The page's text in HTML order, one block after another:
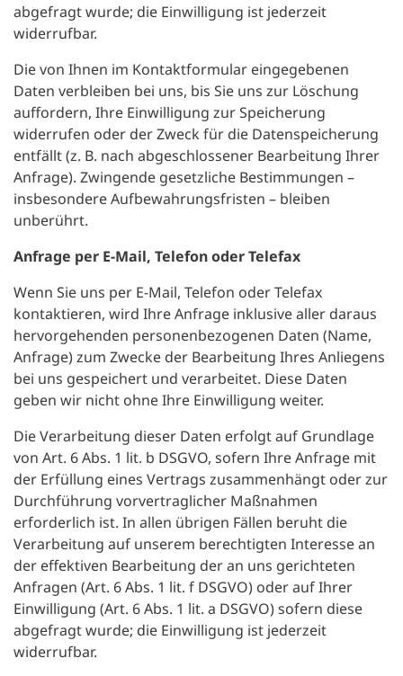
abgefragt wurde; die Einwilligung ist jederzeit
widerrufbar.
Die von Ihnen im Kontaktformular eingegebenen
Daten verbleiben bei uns, bis Sie uns zur Löschung
auffordern, Ihre Einwilligung zur Speicherung
widerrufen oder der Zweck für die Datenspeicherung
entfällt (z. B. nach abgeschlossener Bearbeitung Ihrer
Anfrage). Zwingende gesetzliche Bestimmungen –
insbesondere Aufbewahrungsfristen – bleiben
unberührt.
Anfrage per E-Mail, Telefon oder Telefax
Wenn Sie uns per E-Mail, Telefon oder Telefax
kontaktieren, wird Ihre Anfrage inklusive aller daraus
hervorgehenden personenbezogenen Daten (Name,
Anfrage) zum Zwecke der Bearbeitung Ihres Anliegens
bei uns gespeichert und verarbeitet. Diese Daten
geben wir nicht ohne Ihre Einwilligung weiter.
Die Verarbeitung dieser Daten erfolgt auf Grundlage
von Art. 6 Abs. 1 lit. b DSGVO, sofern Ihre Anfrage mit
der Erfüllung eines Vertrags zusammenhängt oder zur
Durchführung vorvertraglicher Maßnahmen
erforderlich ist. In allen übrigen Fällen beruht die
Verarbeitung auf unserem berechtigten Interesse an
der effektiven Bearbeitung der an uns gerichteten
Anfragen (Art. 6 Abs. 1 lit. f DSGVO) oder auf Ihrer
Einwilligung (Art. 6 Abs. 1 lit. a DSGVO) sofern diese
abgefragt wurde; die Einwilligung ist jederzeit
widerrufbar.